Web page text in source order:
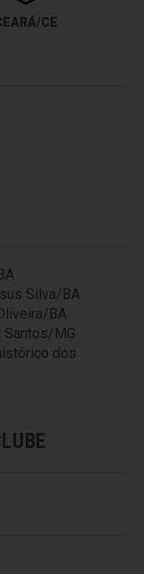
CE
Silva/BA
BA
Santos/MG
dos